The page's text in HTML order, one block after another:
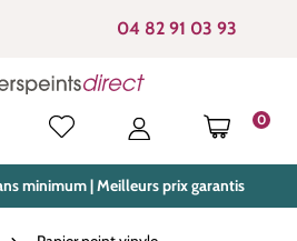
04 82 91 03 93
0
LE
minimum | Meilleurs prix garantis